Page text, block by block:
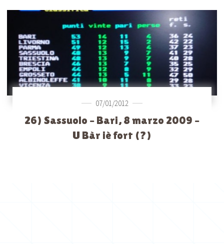
07/01/2012
26) Sassuolo – Bari, 8 marzo 2009 –
U Bàr iè fort (?)